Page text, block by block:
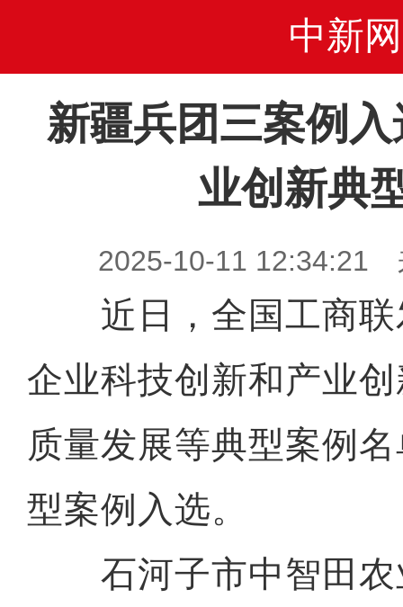
中新网
新疆兵团三案例
业创新典
2025-10-11 12:34:21
近日，全国工商联
企业科技创新和产业
质量发展等典型案例
型案例入选。
石河子市中智田农